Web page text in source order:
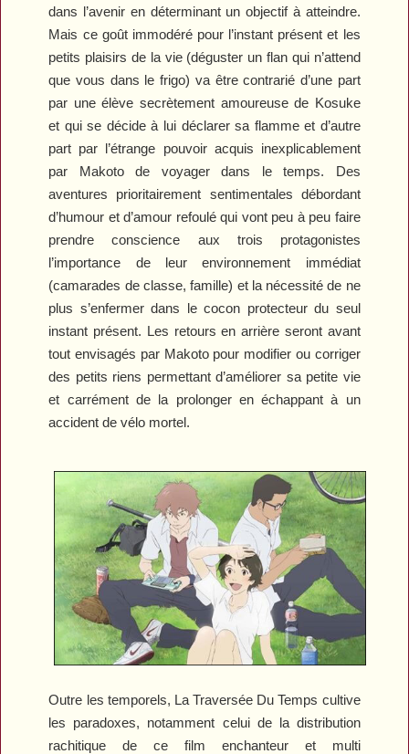
dans l’avenir en déterminant un objectif à atteindre.
Mais ce goût immodéré pour l’instant présent et les
petits plaisirs de la vie (déguster un flan qui n’attend
que vous dans le frigo) va être contrarié d’une part
par une élève secrètement amoureuse de Kosuke
et qui se décide à lui déclarer sa flamme et d’autre
part par l’étrange pouvoir acquis inexplicablement
par Makoto de voyager dans le temps. Des
aventures prioritairement sentimentales débordant
d’humour et d’amour refoulé qui vont peu à peu faire
prendre conscience aux trois protagonistes
l’importance de leur environnement immédiat
(camarades de classe, famille) et la nécessité de ne
plus s’enfermer dans le cocon protecteur du seul
instant présent. Les retours en arrière seront avant
tout envisagés par Makoto pour modifier ou corriger
des petits riens permettant d’améliorer sa petite vie
et carrément de la prolonger en échappant à un
accident de vélo mortel.
Outre les temporels, La Traversée Du Temps cultive
les paradoxes, notamment celui de la distribution
rachitique de ce film enchanteur et multi